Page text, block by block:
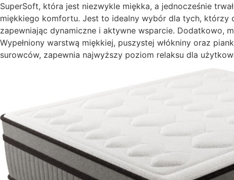
SuperSoft, która jest niezwykle miękka, a jednocześnie
miękkiego komfortu. Jest to idealny wybór dla tych, którzy
zapewniając dynamiczne i aktywne wsparcie. Dodatkowo,
Wypełniony warstwą miękkiej, puszystej włókniny oraz
surowców, zapewnia najwyższy poziom relaksu dla